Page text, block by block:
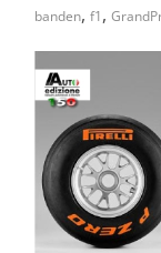
lifestyle
banden, f1,